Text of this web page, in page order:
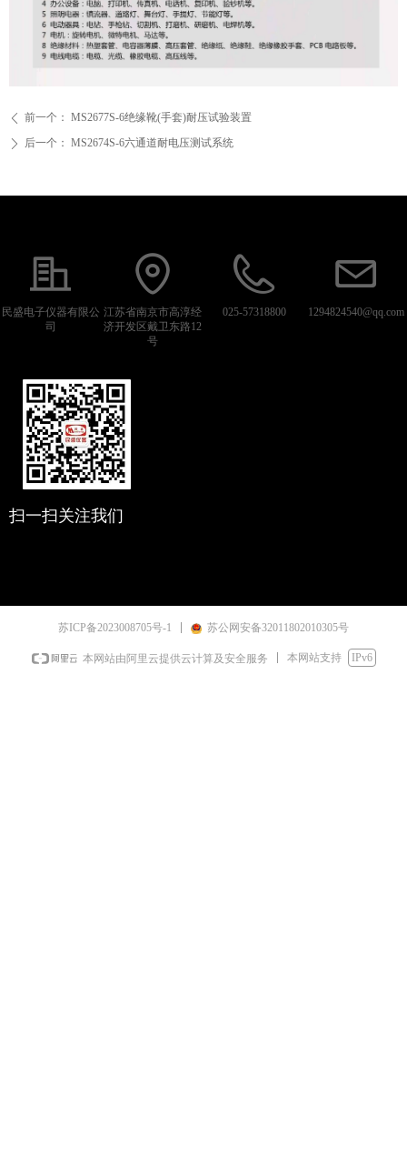
ꄴ 前一个： MS2677S-6绝缘靴(手套)耐压试验装置
ꄲ 后一个： MS2674S-6六通道耐电压测试系统
民盛电子仪器有限公
司
江苏省南京市高淳经
济开发区戴卫东路12
号
025-57318800 1294824540@qq.com
扫一扫关注我们
苏ICP备2023008705号-1 苏公网安备32011802010305号
本网站由阿里云提供云计算及安全服务 本网站支持 IPv6